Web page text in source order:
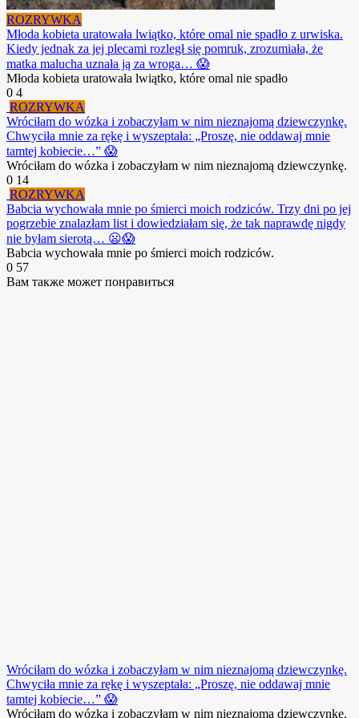
ROZRYWKA
Młoda kobieta uratowała lwiątko, które omal nie spadło z urwiska.
Kiedy jednak za jej plecami rozległ się pomruk, zrozumiała, że
matka malucha uznała ją za wroga… 😱
Młoda kobieta uratowała lwiątko, które omal nie spadło
0 4
ROZRYWKA
Wróciłam do wózka i zobaczyłam w nim nieznajomą dziewczynkę.
Chwyciła mnie za rękę i wyszeptała: „Proszę, nie oddawaj mnie
tamtej kobiecie…” 😱
Wróciłam do wózka i zobaczyłam w nim nieznajomą dziewczynkę.
0 14
ROZRYWKA
Babcia wychowała mnie po śmierci moich rodziców. Trzy dni po jej
pogrzebie znalazłam list i dowiedziałam się, że tak naprawdę nigdy
nie byłam sierotą… 😦😱
Babcia wychowała mnie po śmierci moich rodziców.
0 57
Вам также может понравиться
Wróciłam do wózka i zobaczyłam w nim nieznajomą dziewczynkę.
Chwyciła mnie za rękę i wyszeptała: „Proszę, nie oddawaj mnie
tamtej kobiecie…” 😱
Wróciłam do wózka i zobaczyłam w nim nieznajomą dziewczynkę.